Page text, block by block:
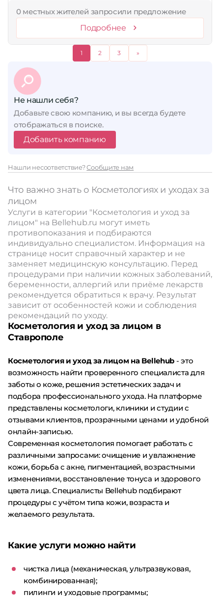
0 местных жителей запросили предложение
Подробнее
1 2 3 »
Не нашли себя?
Добавьте свою компанию, и вы всегда будете
отображаться в поиске.
Добавить компанию
Нашли несоответствие?Сообщите нам
Что важно знать о Косметологиях и уходах за
лицом
Услуги в категории "Косметология и уход за
лицом" на Bellehub.ru могут иметь
противопоказания и подбираются
индивидуально специалистом. Информация на
странице носит справочный характер и не
заменяет медицинскую консультацию. Перед
процедурами при наличии кожных заболеваний,
беременности, аллергий или приёме лекарств
рекомендуется обратиться к врачу. Результат
зависит от особенностей кожи и соблюдения
рекомендаций по уходу.
Косметология и уход за лицом в
Ставрополе
Косметология и уход за лицом на Bellehub - это
возможность найти проверенного специалиста для
заботы о коже, решения эстетических задач и
подбора профессионального ухода. На платформе
представлены косметологи, клиники и студии с
отзывами клиентов, прозрачными ценами и удобной
онлайн-записью.
Современная косметология помогает работать с
различными запросами: очищение и увлажнение
кожи, борьба с акне, пигментацией, возрастными
изменениями, восстановление тонуса и здорового
цвета лица. Специалисты Bellehub подбирают
процедуры с учётом типа кожи, возраста и
желаемого результата.
Какие услуги можно найти
чистка лица (механическая, ультразвуковая,
комбинированная);
пилинги и уходовые программы;